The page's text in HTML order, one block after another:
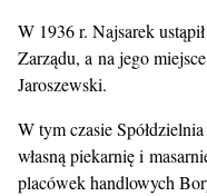
W 1936 r. Najsarek
Zarządu, a na jego
Jaroszewski.
W tym czasie
własną piekarnię i
placówek handlowych